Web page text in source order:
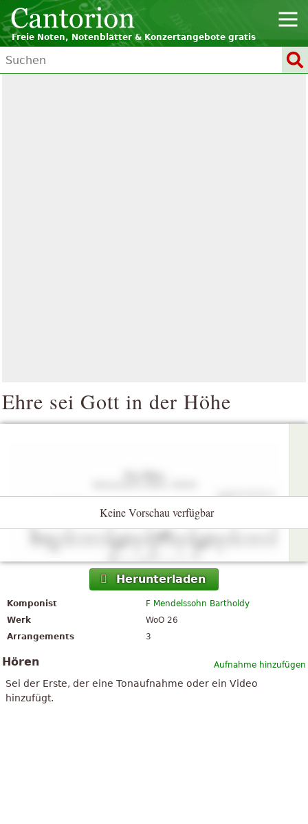
Freie Noten, Notenblätter & Konzertangebote gratis
Ehre sei Gott in der Höhe
Keine Vorschau verfügbar
Herunterladen
Komponist
F Mendelssohn Bartholdy
Werk
WoO 26
Arrangements
3
Aufnahme hinzufügen
Hören
Sei der Erste, der eine Tonaufnahme oder ein Video
hinzufügt.